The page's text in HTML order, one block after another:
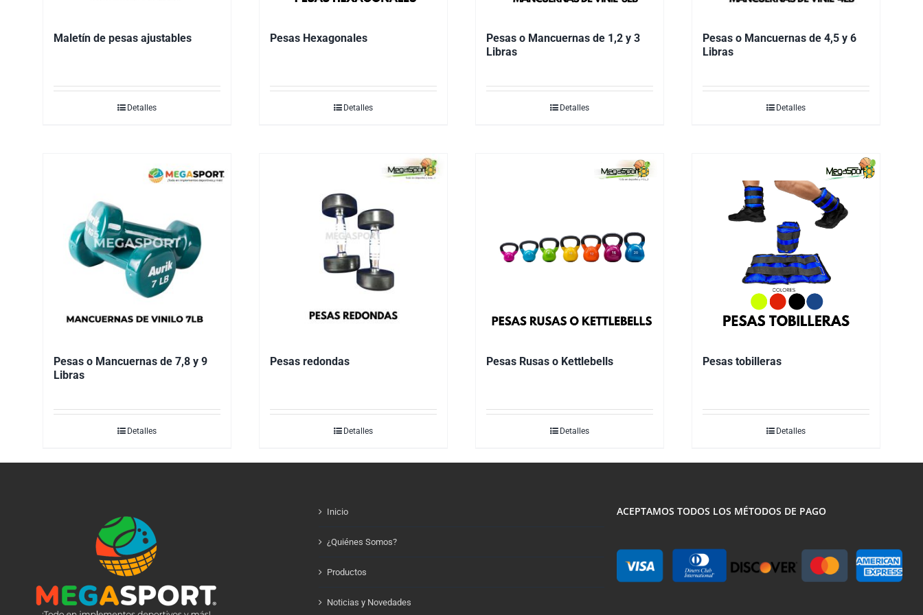
Maletín de pesas ajustables
Detalles
Pesas Hexagonales
Detalles
Pesas o Mancuernas de 1,2 y 3
Libras
Detalles
Pesas o Mancuernas de 4,5 y 6
Libras
Detalles
Pesas o Mancuernas de 7,8 y 9
Libras
Detalles
Pesas redondas
Detalles
Pesas Rusas o Kettlebells
Detalles
Pesas tobilleras
Detalles
Inicio
¿Quiénes Somos?
Productos
Noticias y Novedades
ACEPTAMOS TODOS LOS MÉTODOS DE PAGO